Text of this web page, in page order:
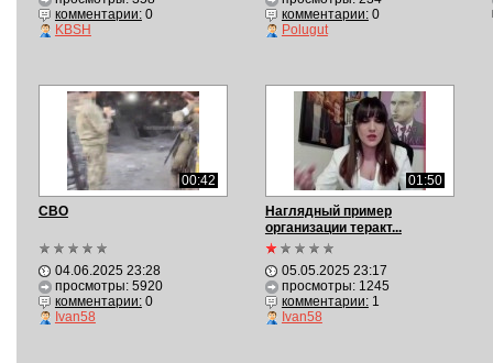
комментарии:0
KBSH
комментарии:0
Polugut
00:42
СВО
04.06.2025 23:28
просмотры: 5920
комментарии:0
Ivan58
01:50
Наглядный пример
организации теракт...
05.05.2025 23:17
просмотры: 1245
комментарии:1
Ivan58